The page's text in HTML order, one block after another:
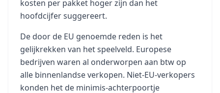
kosten per pakket hoger zijn dan het
hoofdcijfer suggereert.
De door de EU genoemde reden is het
gelijkrekken van het speelveld. Europese
bedrijven waren al onderworpen aan btw op
alle binnenlandse verkopen. Niet-EU-verkopers
konden het de minimis-achterpoortje